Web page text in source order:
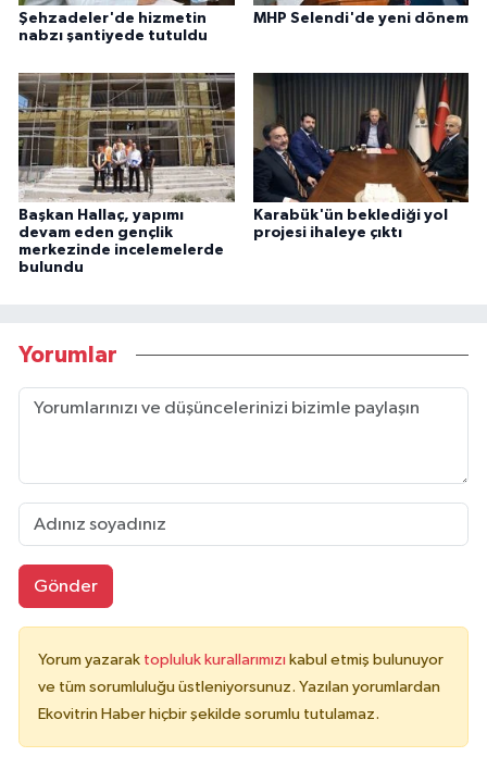
Şehzadeler'de hizmetin
nabzı şantiyede tutuldu
MHP Selendi'de yeni dönem
Başkan Hallaç, yapımı
devam eden gençlik
merkezinde incelemelerde
bulundu
Karabük'ün beklediği yol
projesi ihaleye çıktı
Yorumlar
Gönder
Yorum yazarak topluluk kurallarımızı kabul etmiş bulunuyor
ve tüm sorumluluğu üstleniyorsunuz. Yazılan yorumlardan
Ekovitrin Haber hiçbir şekilde sorumlu tutulamaz.